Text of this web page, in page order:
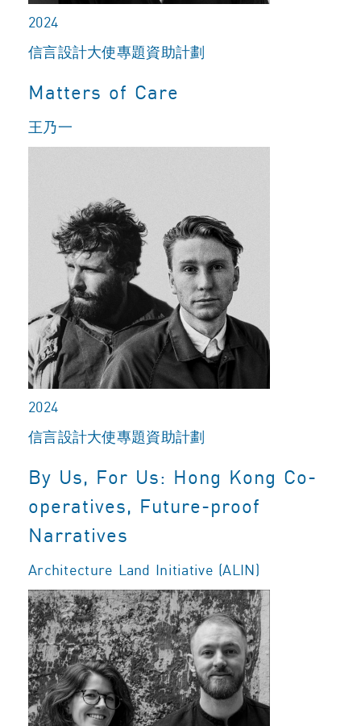
2024
信言設計大使專題資助計劃
Matters of Care
王乃一
2024
信言設計大使專題資助計劃
By Us, For Us: Hong Kong Co-
operatives, Future-proof
Narratives
Architecture Land Initiative (ALIN)